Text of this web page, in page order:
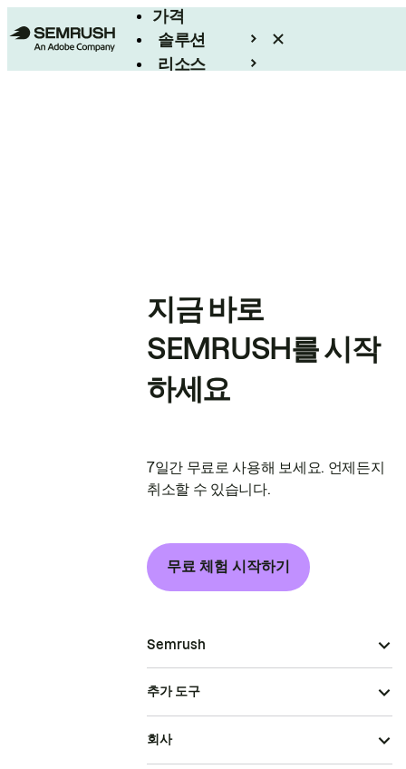
가격
솔루션
리소스
지금 바로
SEMRUSH를 시작
하세요
7일간 무료로 사용해 보세요. 언제든지
취소할 수 있습니다.
무료 체험 시작하기
Semrush
추가 도구
회사